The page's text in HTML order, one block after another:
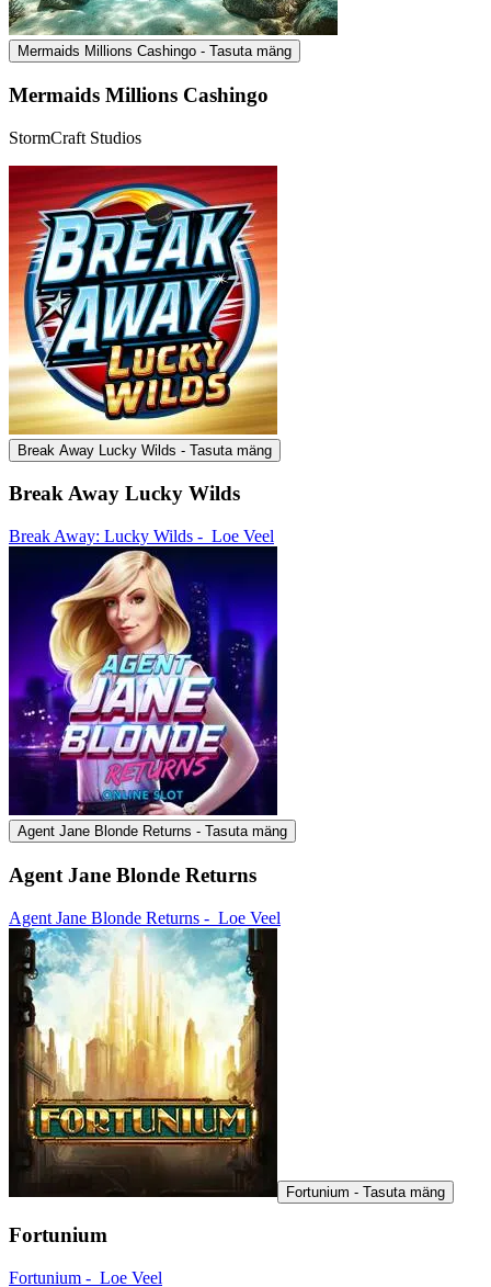
Mermaids Millions Cashingo - Tasuta mäng
Mermaids Millions Cashingo
StormCraft Studios
Break Away Lucky Wilds - Tasuta mäng
Break Away Lucky Wilds
Break Away: Lucky Wilds - Loe Veel
Agent Jane Blonde Returns - Tasuta mäng
Agent Jane Blonde Returns
Agent Jane Blonde Returns - Loe Veel
Fortunium - Tasuta mäng
Fortunium
Fortunium - Loe Veel